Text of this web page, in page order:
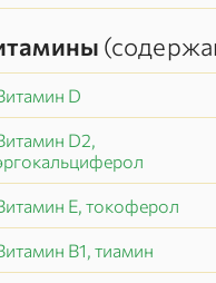
D
D2,
E, токоферол
B1, тиамин